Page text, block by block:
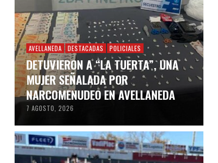
AVELLANEDA DESTACADAS POLICIALES
DETUVIERON A “LA TUERTA”, UNA
MUJER SEÑALADA POR
NARCOMENUDEO EN AVELLANEDA
7 AGOSTO, 2026